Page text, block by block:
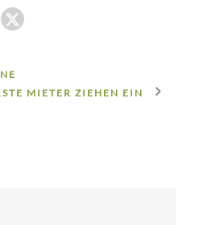
MIETER ZIEHEN EIN